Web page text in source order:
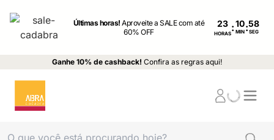
Últimas horas!Aproveite a SALE com até
60% OFF
23
HORAS: MIN : SEG
Ganhe 10% de cashback! Confira as regras aqui!